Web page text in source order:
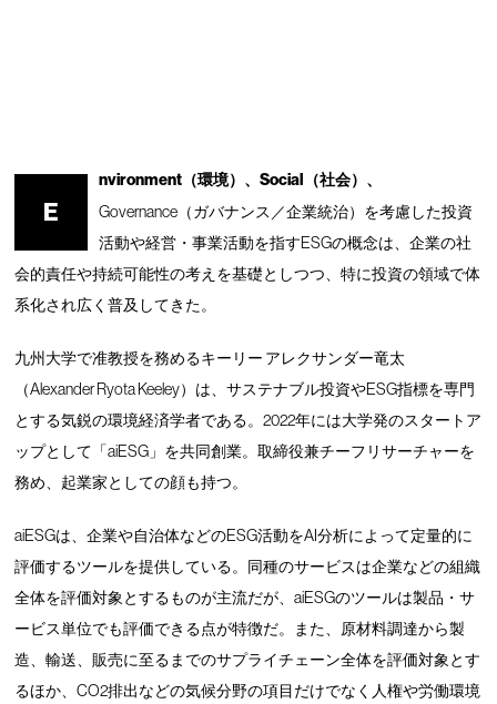
E
nvironment（環境）、Social（社会）、
Governance（ガバナンス／企業統治）を考慮した投資
活動や経営・事業活動を指すESGの概念は、企業の社
会的責任や持続可能性の考えを基礎としつつ、特に投資の領域で体
系化され広く普及してきた。
九州大学で准教授を務めるキーリー アレクサンダー竜太
（Alexander Ryota Keeley）は、サステナブル投資やESG指標を専門
とする気鋭の環境経済学者である。2022年には大学発のスタートア
ップとして「aiESG」を共同創業。取締役兼チーフリサーチャーを
務め、起業家としての顔も持つ。
aiESGは、企業や自治体などのESG活動をAI分析によって定量的に
評価するツールを提供している。同種のサービスは企業などの組織
全体を評価対象とするものが主流だが、aiESGのツールは製品・サ
ービス単位でも評価できる点が特徴だ。また、原材料調達から製
造、輸送、販売に至るまでのサプライチェーン全体を評価対象とす
るほか、CO2排出などの気候分野の項目だけでなく人権や労働環境